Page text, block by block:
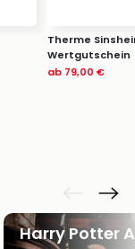
Therme
Wertgutschein
ab 79,00 €
Harry Potter